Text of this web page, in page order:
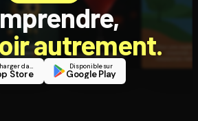
autrement.
Télécharger dans
Store
Disponible sur
Google Play